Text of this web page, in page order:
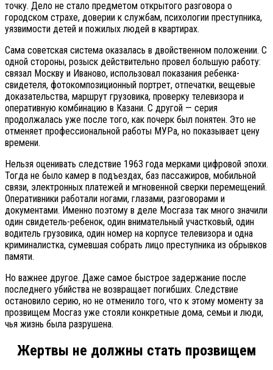
точку. Дело не стало предметом открытого разговора о
городском страхе, доверии к службам, психологии преступника,
уязвимости детей и пожилых людей в квартирах.
Сама советская система оказалась в двойственном положении. С
одной стороны, розыск действительно провел большую работу:
связал Москву и Иваново, использовал показания ребенка-
свидетеля, фотокомпозиционный портрет, отпечатки, вещевые
доказательства, маршрут грузовика, проверку телевизора и
оперативную комбинацию в Казани. С другой — серия
продолжалась уже после того, как почерк был понятен. Это не
отменяет профессиональной работы МУРа, но показывает цену
времени.
Нельзя оценивать следствие 1963 года мерками цифровой эпохи.
Тогда не было камер в подъездах, баз пассажиров, мобильной
связи, электронных платежей и мгновенной сверки перемещений.
Оперативники работали ногами, глазами, разговорами и
документами. Именно поэтому в деле Мосгаза так много значили
один свидетель-ребенок, один внимательный участковый, один
водитель грузовика, один номер на корпусе телевизора и одна
криминалистка, сумевшая собрать лицо преступника из обрывков
памяти.
Но важнее другое. Даже самое быстрое задержание после
последнего убийства не возвращает погибших. Следствие
остановило серию, но не отменило того, что к этому моменту за
прозвищем Мосгаз уже стояли конкретные дома, семьи и люди,
чья жизнь была разрушена.
Жертвы не должны стать прозвищем